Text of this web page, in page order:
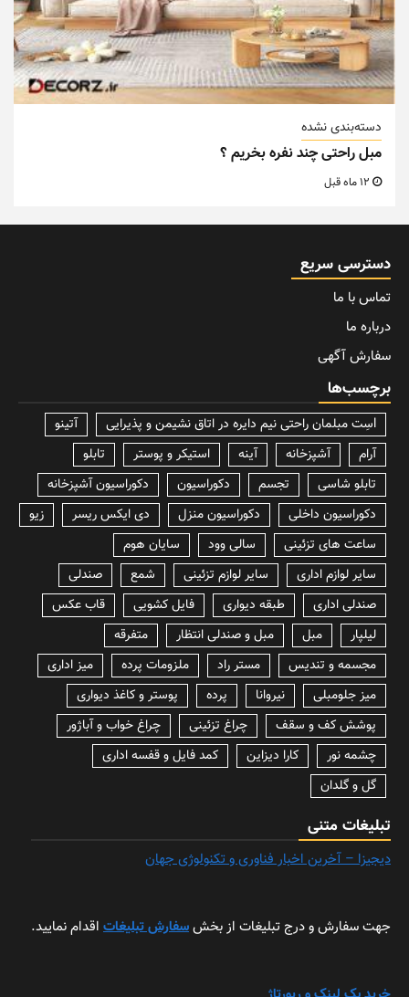
دسته‌بندی نشده
مبل راحتی چند نفره بخریم ؟
دسترسی سریع
تماس با ما
درباره ما
سفارش آگهی
برچسب‌ها
lسِت مبلمان راحتی نیم دایره در اتاق نشیمن و پذیرایی
آتینو
آرام
آشپزخانه آینه استیکر و پوستر
تابلو
تابلو شاسی
تجسم دکوراسیون
دکوراسیون آشپزخانه
دکوراسیون داخلی
دکوراسیون منزل دی ایکس ریسر
زیو
ساعت های تزئینی
سالی وود
سایان هوم
سایر لوازم اداری
سایر لوازم تزئینی شمع
صندلی
صندلی اداری
طبقه دیواری فایل کشویی
قاب عکس
لیلپار
مبل مبل و صندلی انتظار
متفرقه
مجسمه و تندیس
مستر راد ملزومات پرده
میز اداری
میز جلومبلی
نیروانا پرده
پوستر و کاغذ دیواری
پوشش کف و سقف
چراغ تزئینی
چراغ خواب و آباژور
چشمه نور
کارا دیزاین
کمد فایل و قفسه اداری
گل و گلدان
تبلیغات متنی
دیجیزا – آخرین اخبار فناوری و تکنولوژی جهان
جهت سفارش و درج تبلیغات از بخشسفارش تبلیغات اقدام نمایید.